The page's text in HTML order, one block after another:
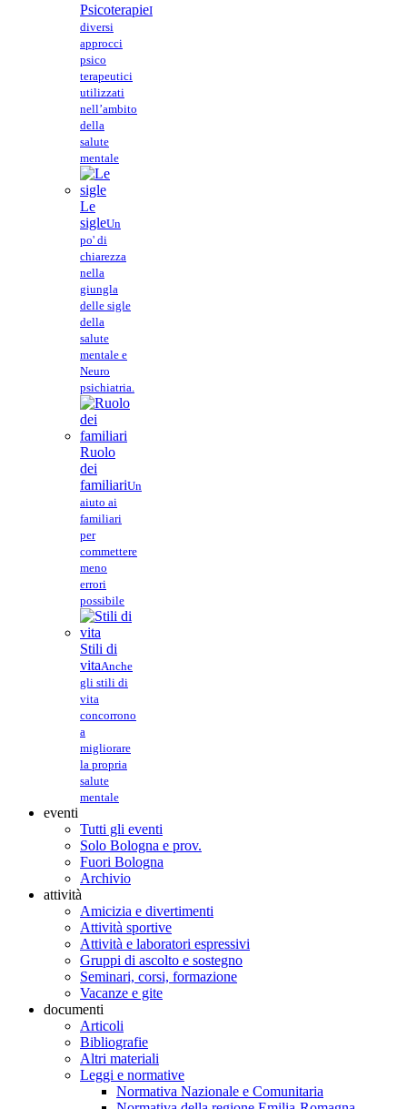
PsicoterapieI
diversi
approcci
psico
terapeutici
utilizzati
nell’ambito
della
salute
mentale
Le
sigleUn
po' di
chiarezza
nella
giungla
delle sigle
della
salute
mentale e
Neuro
psichiatria.
Ruolo
dei
familiariUn
aiuto ai
familiari
per
commettere
meno
errori
possibile
Stili di
vitaAnche
gli stili di
vita
concorrono
a
migliorare
la propria
salute
mentale
eventi
Tutti gli eventi
Solo Bologna e prov.
Fuori Bologna
Archivio
attività
Amicizia e divertimenti
Attività sportive
Attività e laboratori espressivi
Gruppi di ascolto e sostegno
Seminari, corsi, formazione
Vacanze e gite
documenti
Articoli
Bibliografie
Altri materiali
Leggi e normative
Normativa Nazionale e Comunitaria